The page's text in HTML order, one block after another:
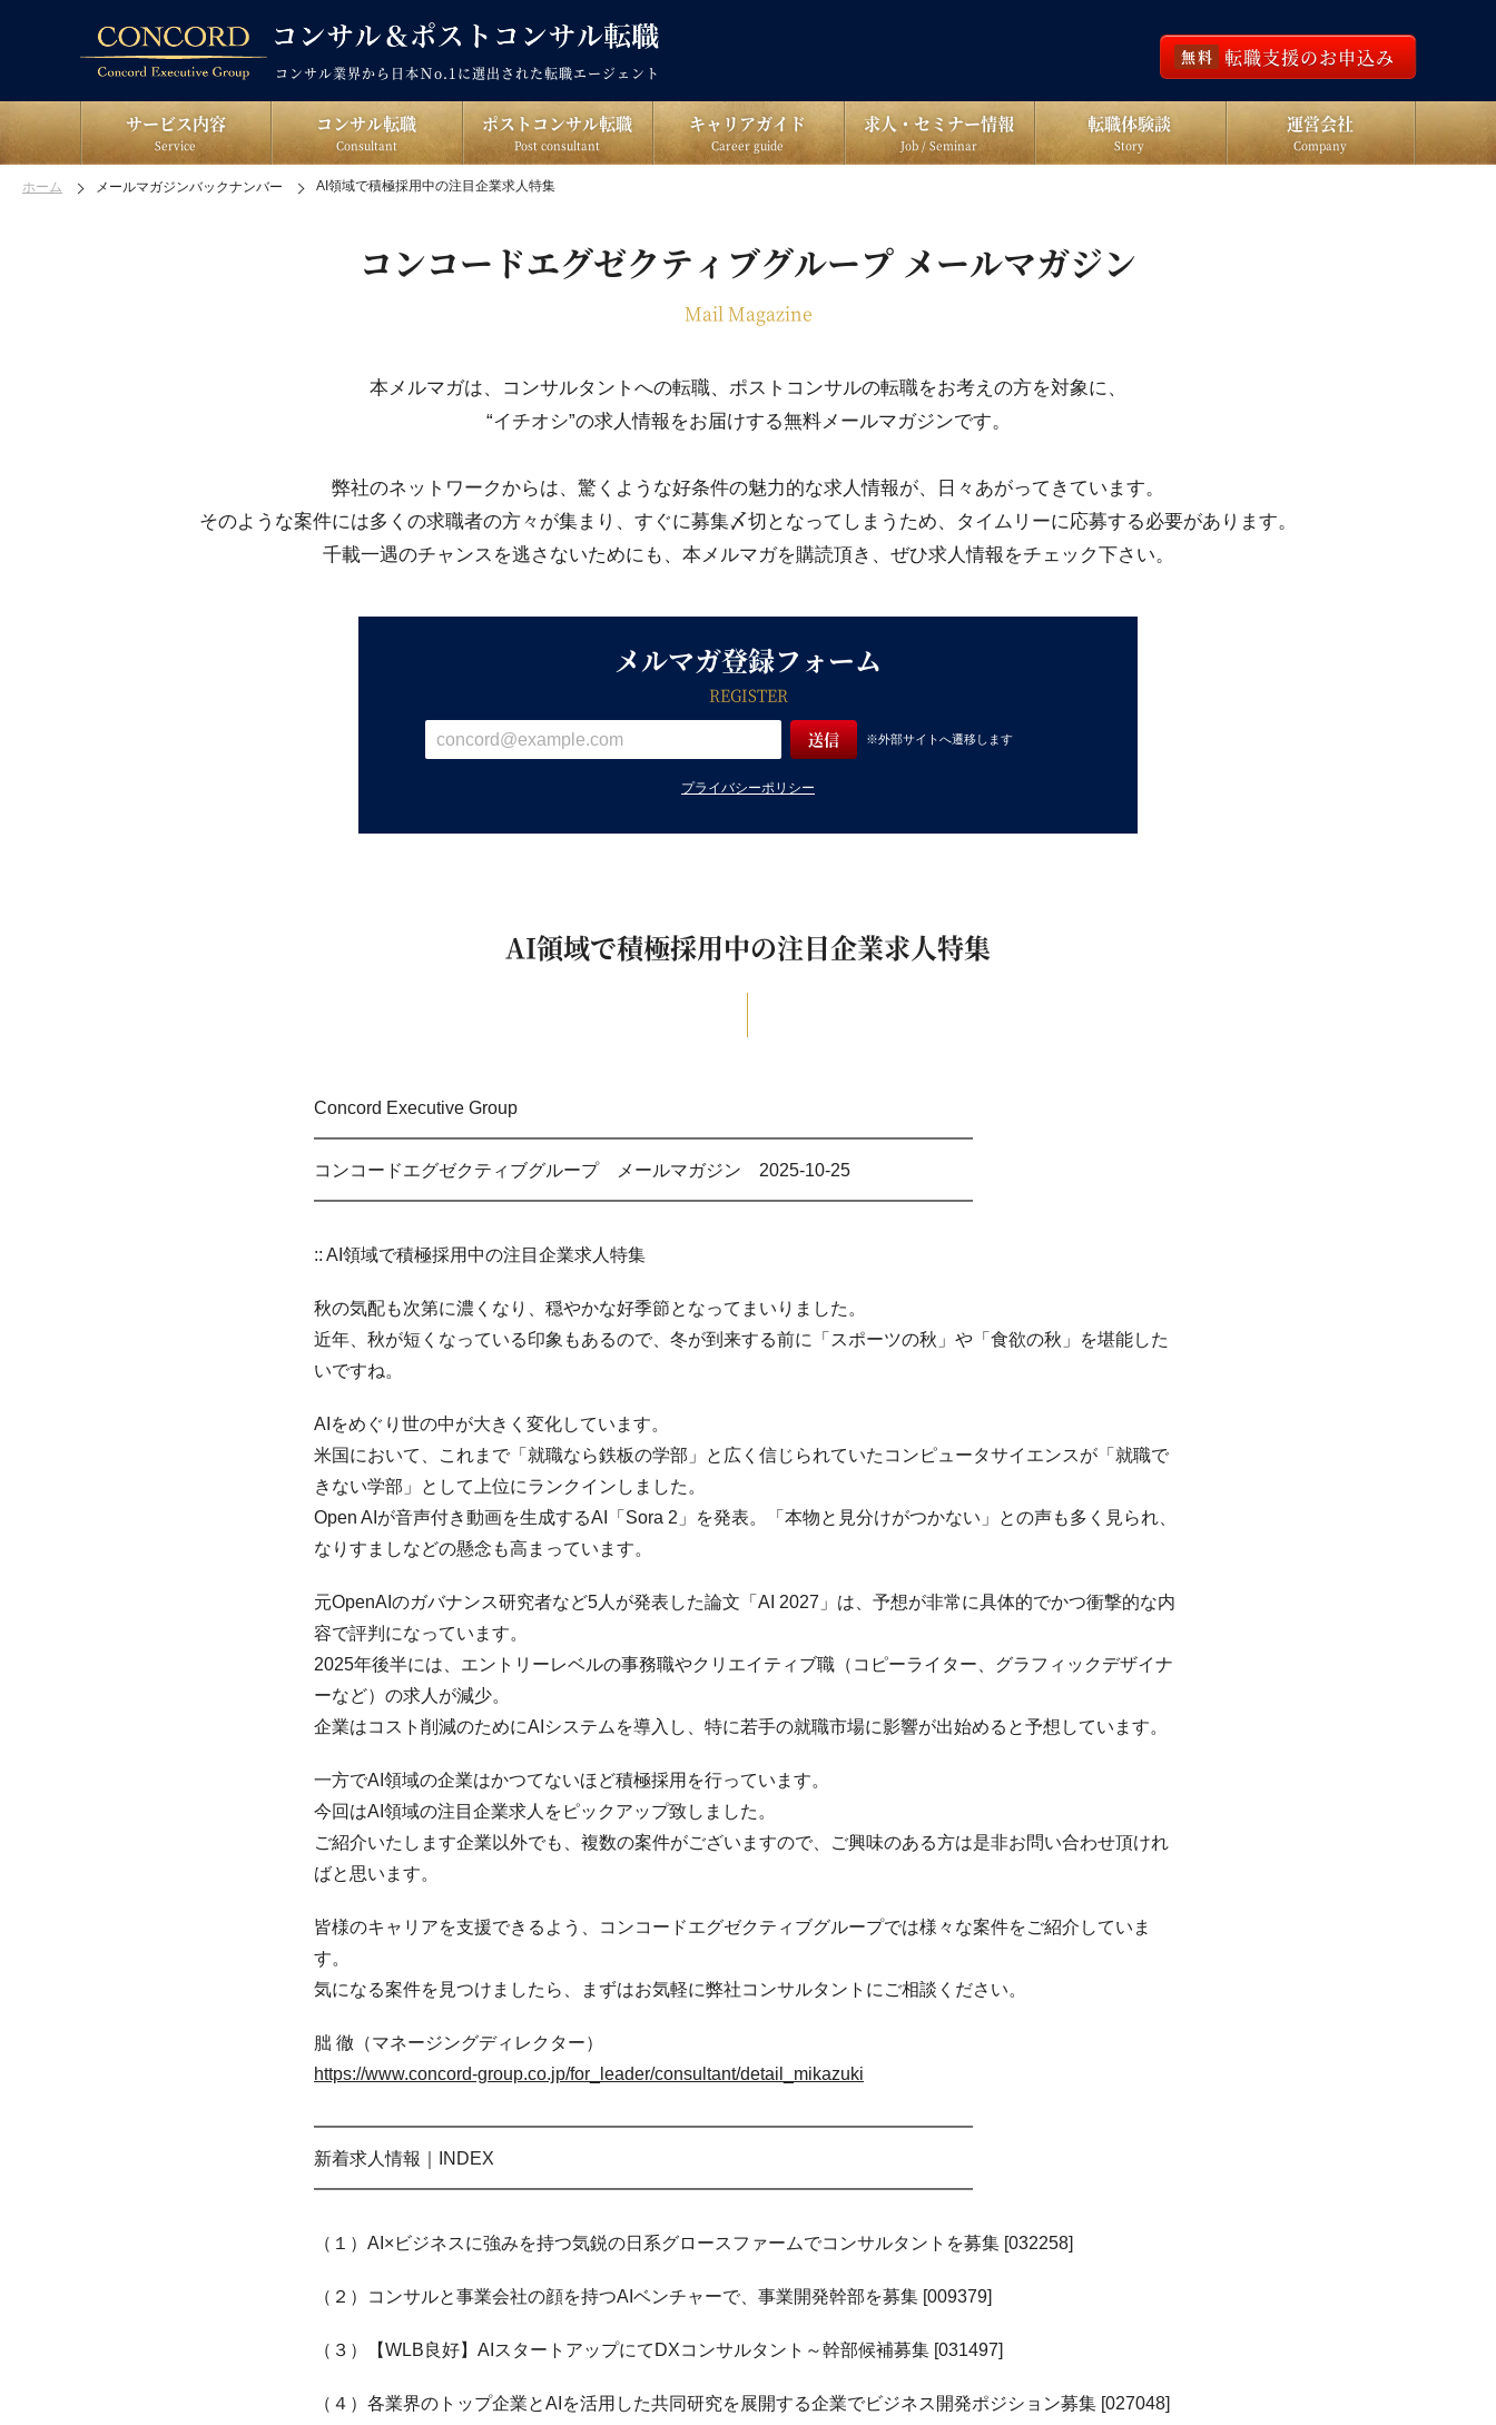
コンサル業界から日本Ｎo.1に選出された転職エージェント
無料 転職支援のお申込み
サービス内容
Service
コンサル転職
Consultant
ポストコンサル転職
Post consultant
キャリアガイド
Career guide
求人・セミナー情報
Job / Seminar
転職体験談
Story
運営会社
Company
ホーム メールマガジンバックナンバー AI領域で積極採用中の注目企業求人特集
コンコードエグゼクティブグループ メールマガジン
Mail Magazine
本メルマガは、コンサルタントへの転職、ポストコンサルの転職をお考えの方を対象に、
“イチオシ”の求人情報をお届けする無料メールマガジンです。
弊社のネットワークからは、驚くような好条件の魅力的な求人情報が、日々あがってきています。
そのような案件には多くの求職者の方々が集まり、すぐに募集〆切となってしまうため、タイムリーに応募する必要があります。
千載一遇のチャンスを逃さないためにも、本メルマガを購読頂き、ぜひ求人情報をチェック下さい。
メルマガ登録フォーム
REGISTER
※外部サイトへ遷移します
プライバシーポリシー
AI領域で積極採用中の注目企業求人特集
Concord Executive Group
━━━━━━━━━━━━━━━━━━━━━━━━━━━━━━━━━━━━━
コンコードエグゼクティブグループ メールマガジン 2025-10-25
━━━━━━━━━━━━━━━━━━━━━━━━━━━━━━━━━━━━━
:: AI領域で積極採用中の注目企業求人特集
秋の気配も次第に濃くなり、穏やかな好季節となってまいりました。
近年、秋が短くなっている印象もあるので、冬が到来する前に「スポーツの秋」や「食欲の秋」を堪能した
いですね。
AIをめぐり世の中が大きく変化しています。
米国において、これまで「就職なら鉄板の学部」と広く信じられていたコンピュータサイエンスが「就職で
きない学部」として上位にランクインしました。
Open AIが音声付き動画を生成するAI「Sora 2」を発表。「本物と見分けがつかない」との声も多く見られ、
なりすましなどの懸念も高まっています。
元OpenAIのガバナンス研究者など5人が発表した論文「AI 2027」は、予想が非常に具体的でかつ衝撃的な内
容で評判になっています。
2025年後半には、エントリーレベルの事務職やクリエイティブ職（コピーライター、グラフィックデザイナ
ーなど）の求人が減少。
企業はコスト削減のためにAIシステムを導入し、特に若手の就職市場に影響が出始めると予想しています。
一方でAI領域の企業はかつてないほど積極採用を行っています。
今回はAI領域の注目企業求人をピックアップ致しました。
ご紹介いたします企業以外でも、複数の案件がございますので、ご興味のある方は是非お問い合わせ頂けれ
ばと思います。
皆様のキャリアを支援できるよう、コンコードエグゼクティブグループでは様々な案件をご紹介していま
す。
気になる案件を見つけましたら、まずはお気軽に弊社コンサルタントにご相談ください。
朏 徹（マネージングディレクター）
https://www.concord-group.co.jp/for_leader/consultant/detail_mikazuki
━━━━━━━━━━━━━━━━━━━━━━━━━━━━━━━━━━━━━
新着求人情報｜INDEX
━━━━━━━━━━━━━━━━━━━━━━━━━━━━━━━━━━━━━
（１）AI×ビジネスに強みを持つ気鋭の日系グロースファームでコンサルタントを募集 [032258]
（２）コンサルと事業会社の顔を持つAIベンチャーで、事業開発幹部を募集 [009379]
（３）【WLB良好】AIスタートアップにてDXコンサルタント～幹部候補募集 [031497]
（４）各業界のトップ企業とAIを活用した共同研究を展開する企業でビジネス開発ポジション募集 [027048]